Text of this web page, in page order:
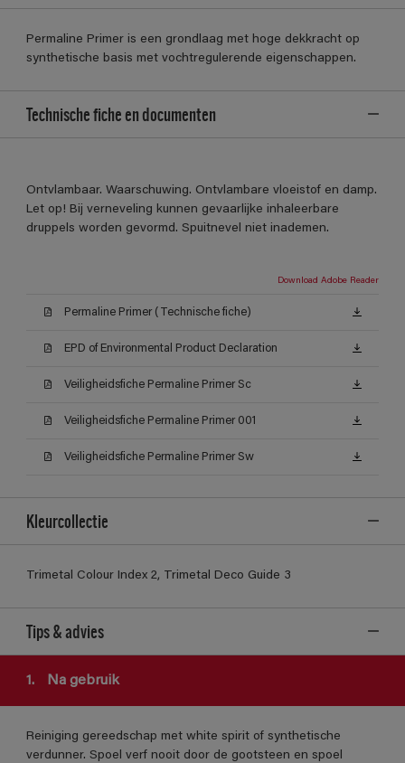
Permaline Primer is een grondlaag met hoge dekkracht op
synthetische basis met vochtregulerende eigenschappen.
Technische fiche en documenten
Ontvlambaar. Waarschuwing. Ontvlambare vloeistof en damp.
Let op! Bij verneveling kunnen gevaarlijke inhaleerbare
druppels worden gevormd. Spuitnevel niet inademen.
Download Adobe Reader
Permaline Primer (Technische fiche)
EPD of Environmental Product Declaration
Veiligheidsfiche Permaline Primer Sc
Veiligheidsfiche Permaline Primer 001
Veiligheidsfiche Permaline Primer Sw
Kleurcollectie
Trimetal Colour Index 2, Trimetal Deco Guide 3
Tips & advies
1. Na gebruik
Reiniging gereedschap met white spirit of synthetische
verdunner. Spoel verf nooit door de gootsteen en spoel